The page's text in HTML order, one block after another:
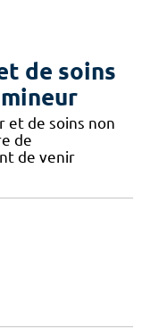
de soins
et de soins non
de
de venir